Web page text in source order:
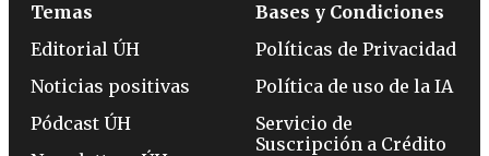
Temas
Editorial ÚH
Noticias positivas
Pódcast ÚH
Bases y Condiciones
Políticas de Privacidad
Política de uso de la IA
Servicio de
Suscripción a Crédito